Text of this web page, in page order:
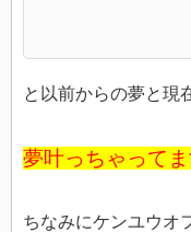
と以前からの夢と現
夢叶っちゃってま
ちなみにケンユウオ